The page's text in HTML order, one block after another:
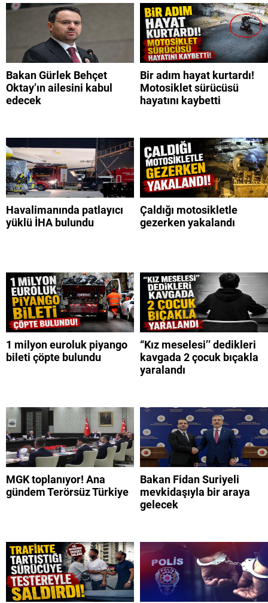
Bakan Gürlek Behçet
Oktay’ın ailesini kabul
edecek
Bir adım hayat kurtardı!
Motosiklet sürücüsü
hayatını kaybetti
Havalimanında patlayıcı
yüklü İHA bulundu
Çaldığı motosikletle
gezerken yakalandı
1 milyon euroluk piyango
bileti çöpte bulundu
“Kız meselesi’’ dedikleri
kavgada 2 çocuk bıçakla
yaralandı
MGK toplanıyor! Ana
gündem Terörsüz Türkiye
Bakan Fidan Suriyeli
mevkidaşıyla bir araya
gelecek